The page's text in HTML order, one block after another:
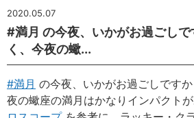
2020.05.07
‪#満月 の今夜、いかがお過ごし
く、今夜の蠍...
#満月 の今夜、いかがお過ごしです
夜の蠍座の満月はかなりインパクト